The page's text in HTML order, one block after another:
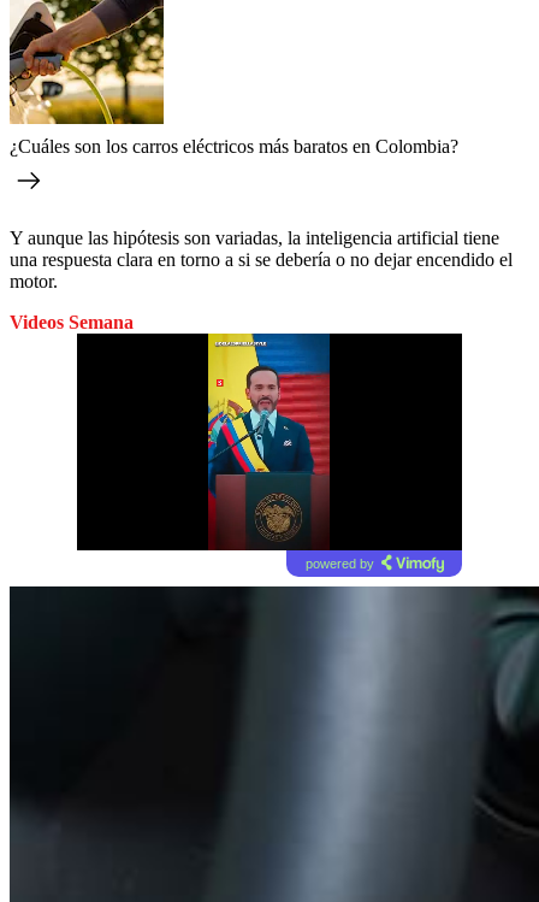
¿Cuáles son los carros eléctricos más baratos en Colombia?
Y aunque las hipótesis son variadas, la inteligencia artificial tiene
una respuesta clara en torno a si se debería o no dejar encendido el
motor.
Videos Semana
powered by